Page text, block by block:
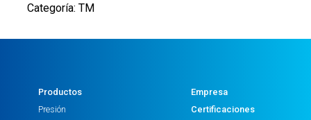
Categoría: TM
Productos
Presión
Empresa
Certificaciones